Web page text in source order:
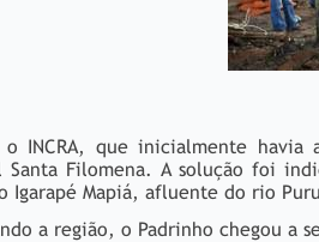
o INCRA, que inicialmente
Santa Filomena. A solução foi
Igarapé Mapiá, afluente do rio
a região, o Padrinho chegou a